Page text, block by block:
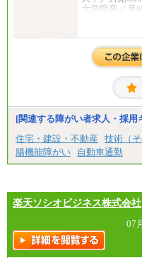
〈東京・神奈
・一律地域手
・試用期間中
月給187,500
※1…東京都、
※3…愛知県、
※4…北海道、
潟県、富山県
分県、長崎県
県、福島県、
◆パート・
時給制：最低
る。
大学院卒／月
[地域社員]月
【正社員】
[全国社員]月
[地域社員]月
【契約社員】
[関連する障がい者求人・採用
住宅・建設・不動産
技術（そ
腸機能障がい
自動車通勤
楽天ソシオビジネス株式会社
07